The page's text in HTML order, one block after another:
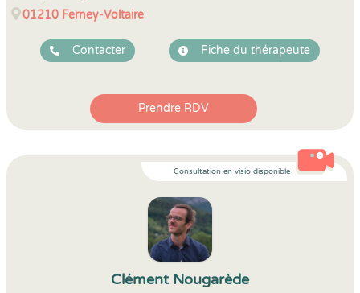
01210 Ferney-Voltaire
Contacter Fiche du thérapeute
Prendre RDV
Consultation en visio disponible
Clément Nougarède